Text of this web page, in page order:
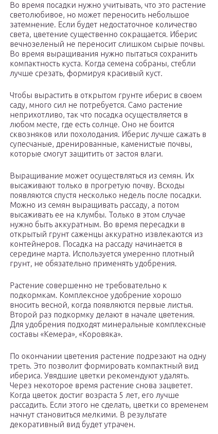
Во время посадки нужно учитывать, что это растение
светолюбивое, но может переносить небольшое
затемнение. Если будет недостаточное количество
света, цветение существенно сокращается. Иберис
вечнозеленый не переносит слишком сырые почвы.
Во время выращивания нужно пытаться сохранить
компактность куста. Когда семена собраны, стебли
лучше срезать, формируя красивый куст.
Чтобы вырастить в открытом грунте иберис в своем
саду, много сил не потребуется. Само растение
неприхотливо, так что посадка осуществляется в
любом месте, где есть солнце. Оно не боится
сквозняков или похолодания. Иберис лучше сажать в
супесчаные, дренированные, каменистые почвы,
которые смогут защитить от застоя влаги.
Выращивание может осуществляться из семян. Их
высаживают только в прогретую почву. Всходы
появляются спустя несколько недель после посадки.
Можно из семян выращивать рассаду, а потом
высаживать ее на клумбы. Только в этом случае
нужно быть аккуратным. Во время пересадки в
открытый грунт саженцы аккуратно извлекаются из
контейнеров. Посадка на рассаду начинается в
середине марта. Используется умеренно плотный
грунт, не обязательно применять удобрения.
Растение совершенно не требовательно к
подкормкам. Комплексное удобрение хорошо
вносить весной, когда появляются первые листья.
Второй раз подкормку делают в начале цветения.
Для удобрения подходят минеральные комплексные
составы «Кемера», «Коровяка».
По окончании цветения растение подрезают на одну
треть. Это позволит формировать компактный вид
ибериса. Увядшие цветки рекомендуют удалять.
Через некоторое время растение снова зацветет.
Когда цветок достиг возраста 5 лет, его лучше
рассадить. Если этого не сделать, цветки со временем
начнут становиться мелкими. В результате
декоративный вид будет утрачен.